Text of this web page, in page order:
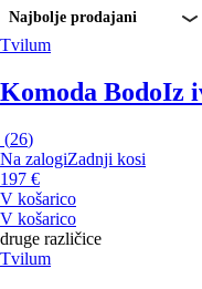
Najbolje prodajani
Tvilum
Komoda BodoIz
(26)
Na zalogiZadnji kosi
197 €
V košarico
V košarico
druge različice
Tvilum